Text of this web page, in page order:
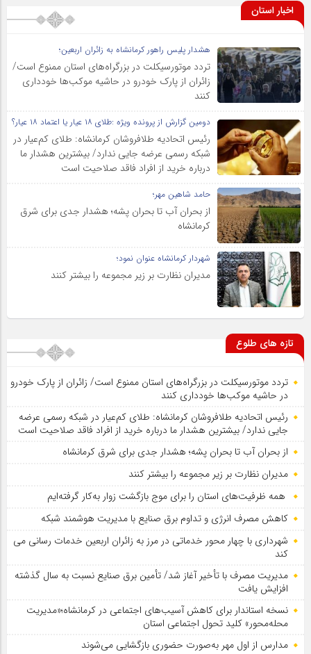
اخبار استان
هشدار پلیس راهور کرمانشاه به زائران اربعین؛
تردد موتورسیکلت در بزرگراه‌های استان ممنوع است/
زائران از پارک خودرو در حاشیه موکب‌ها خودداری
کنند
دومین گزارش از پرونده ویژه :طلای ۱۸ عیار یا اعتماد ۱۸ عیار؟
رئیس اتحادیه طلافروشان کرمانشاه: طلای کم‌عیار در
شبکه رسمی عرضه جایی ندارد/ بیشترین هشدار ما
درباره خرید از افراد فاقد صلاحیت است
حامد شاهین مهر؛
از بحران آب تا بحران پشه؛ هشدار جدی برای شرق
کرمانشاه
شهردار کرمانشاه عنوان نمود؛
مدیران نظارت بر زیر مجموعه را بیشتر کنند
تازه های طلوع
تردد موتورسیکلت در بزرگراه‌های استان ممنوع است/ زائران از پارک خودرو
در حاشیه موکب‌ها خودداری کنند
رئیس اتحادیه طلافروشان کرمانشاه: طلای کم‌عیار در شبکه رسمی عرضه
جایی ندارد/ بیشترین هشدار ما درباره خرید از افراد فاقد صلاحیت است
از بحران آب تا بحران پشه؛ هشدار جدی برای شرق کرمانشاه
مدیران نظارت بر زیر مجموعه را بیشتر کنند
همه ظرفیت‌های استان را برای موج بازگشت زوار به‌کار گرفته‌ایم
کاهش مصرف انرژی و تداوم برق صنایع با مدیریت هوشمند شبکه
شهرداری با چهار محور خدماتی در مرز به زائران اربعین خدمات رسانی می
کند
مدیریت مصرف با تأخیر آغاز شد/ تأمین برق صنایع نسبت به سال گذشته
افزایش یافت
نسخه استاندار برای کاهش آسیب‌های اجتماعی در کرمانشاه؛«مدیریت
محله‌محور» کلید تحول اجتماعی استان
مدارس از اول مهر به‌صورت حضوری بازگشایی می‌شوند